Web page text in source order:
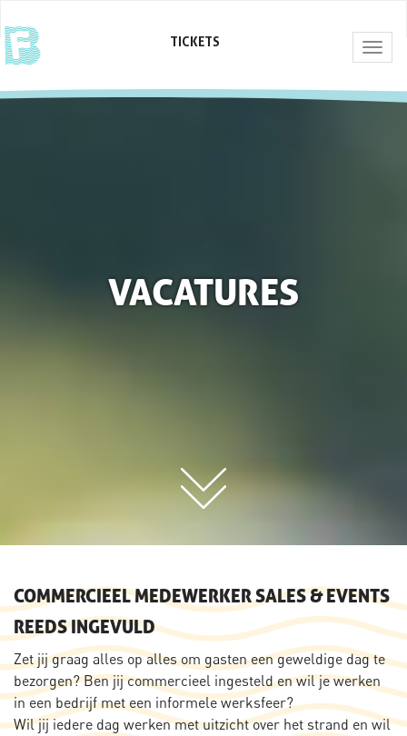
TICKETS
VACATURES
COMMERCIEEL MEDEWERKER SALES & EVENTS
REEDS INGEVULD
Zet jij graag alles op alles om gasten een geweldige dag te
bezorgen? Ben jij commercieel ingesteld en wil je werken
in een bedrijf met een informele werksfeer?
Wil jij iedere dag werken met uitzicht over het strand en wil